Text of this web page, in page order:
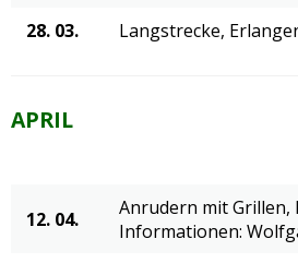
28. 03.
Langstrecke,
APRIL
12. 04.
Anrudern mit Grillen,
Informationen: